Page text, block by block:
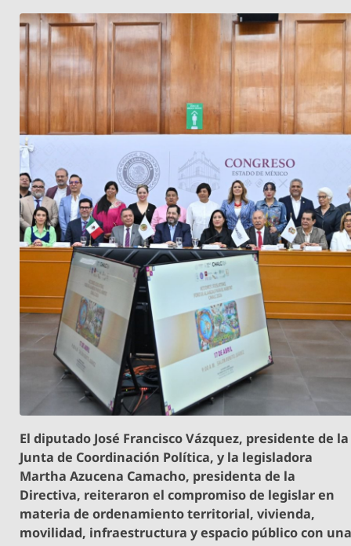
El diputado José Francisco Vázquez, presidente de la
Junta de Coordinación Política, y la legisladora
Martha Azucena Camacho, presidenta de la
Directiva, reiteraron el compromiso de legislar en
materia de ordenamiento territorial, vivienda,
movilidad, infraestructura y espacio público con